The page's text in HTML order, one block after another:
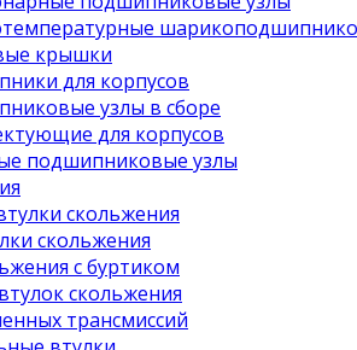
крышки
для корпусов
узлы в сборе
для корпусов
подшипниковые узлы
скольжения
скольжения
с буртиком
скольжения
трансмиссий